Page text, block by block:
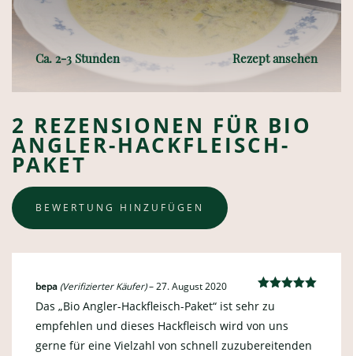
Ca. 2-3 Stunden Rezept ansehen
2 REZENSIONEN FÜR BIO
ANGLER-HACKFLEISCH-
PAKET
BEWERTUNG HINZUFÜGEN
mit
bepa (Verifizierter Käufer) – 27. August 2020
Das „Bio Angler-Hackfleisch-Paket“ ist sehr zu
empfehlen und dieses Hackfleisch wird von uns
gerne für eine Vielzahl von schnell zuzubereitenden